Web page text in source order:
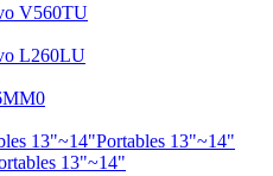
V560TU
L260LU
Portables 13"~14"
13"~14"